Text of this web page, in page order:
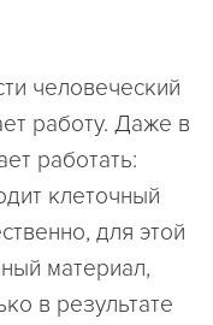
человеческий
работу. Даже в
работать:
клеточный
для этой
материал,
в результате